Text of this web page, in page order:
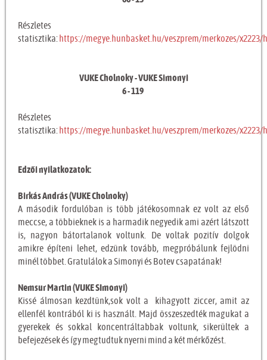
Részletes
statisztika: https://megye.hunbasket.hu/veszprem/merkozes/x2223/
VUKE Cholnoky - VUKE Simonyi
6 - 119
Részletes
statisztika: https://megye.hunbasket.hu/veszprem/merkozes/x2223/
Edzői nyilatkozatok:
Birkás András (VUKE Cholnoky)
A második fordulóban is több játékosomnak ez volt az első
meccse, a többieknek is a harmadik negyedik ami azért látszott
is, nagyon bátortalanok voltunk. De voltak pozitív dolgok
amikre építeni lehet, edzünk tovább, megpróbálunk fejlödni
minél többet. Gratulálok a Simonyi és Botev csapatának!
Nemsur Martin (VUKE SImonyi)
Kissé álmosan kezdtünk,sok volt a kihagyott ziccer, amit az
ellenfél kontrából ki is használt. Majd összeszedték magukat a
gyerekek és sokkal koncentráltabbak voltunk, sikerültek a
befejezések és így megtudtuk nyerni mind a két mérkőzést.